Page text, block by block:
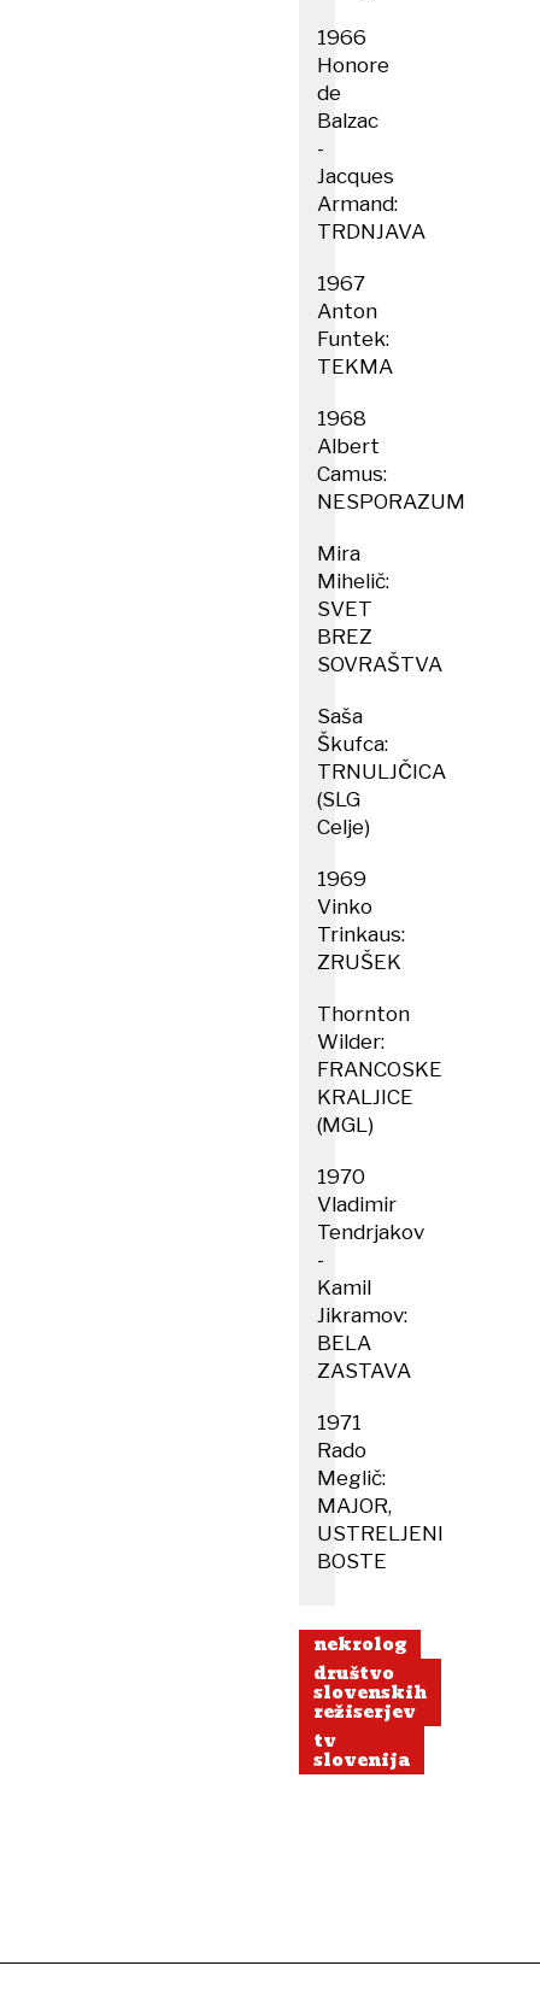
1966
Honore
de
Balzac
-
Jacques
Armand:
TRDNJAVA
1967
Anton
Funtek:
TEKMA
1968
Albert
Camus:
NESPORAZUM
Mira
Mihelič:
SVET
BREZ
SOVRAŠTVA
Saša
Škufca:
TRNULJČICA
(SLG
Celje)
1969
Vinko
Trinkaus:
ZRUŠEK
Thornton
Wilder:
FRANCOSKE
KRALJICE
(MGL)
1970
Vladimir
Tendrjakov
-
Kamil
Jikramov:
BELA
ZASTAVA
1971
Rado
Meglič:
MAJOR,
USTRELJENI
BOSTE
nekrolog
društvo
slovenskih
režiserjev
tv
slovenija